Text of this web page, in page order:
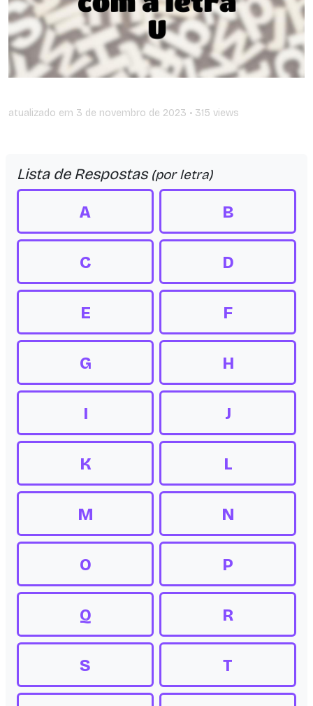
atualizado em 3 de novembro de 2023 • 315 views
Lista de Respostas (por letra)
A B
C D
E F
G H
I J
K L
M N
O P
Q R
S T